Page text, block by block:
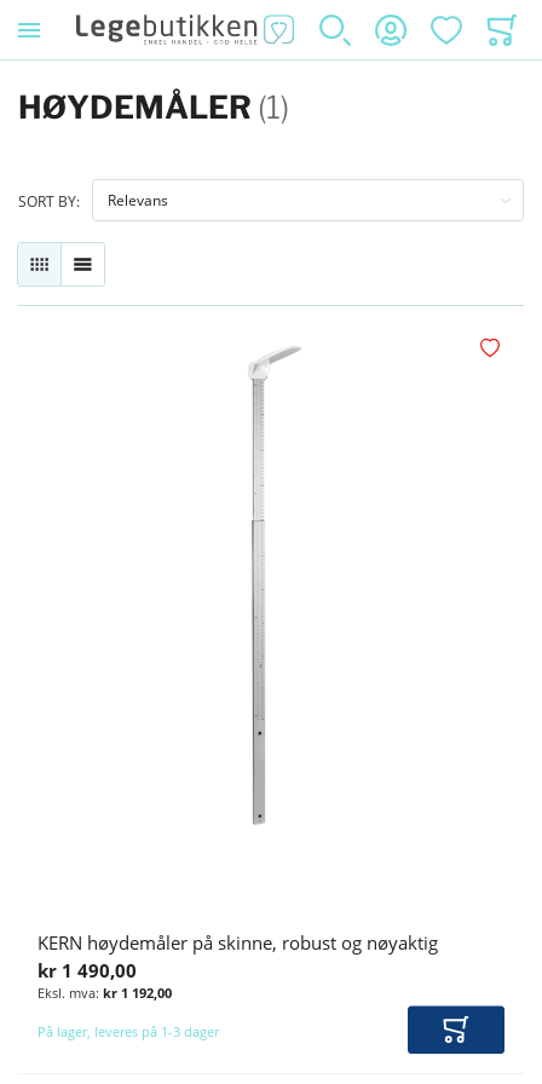
SØK KONTO ØNSKELISTE
HØYDEMÅLER (1)
SORT BY:
RUTENETT
LISTE
KERN høydemåler på skinne, robust og nøyaktig
kr 1 490,00
kr 1 192,00
På lager, leveres på 1-3 dager Legg i
Legg i